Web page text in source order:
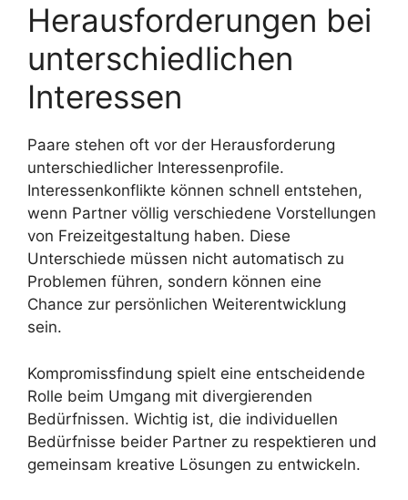
Herausforderungen bei
unterschiedlichen
Interessen
Paare stehen oft vor der Herausforderung
unterschiedlicher Interessenprofile.
Interessenkonflikte können schnell entstehen,
wenn Partner völlig verschiedene Vorstellungen
von Freizeitgestaltung haben. Diese
Unterschiede müssen nicht automatisch zu
Problemen führen, sondern können eine
Chance zur persönlichen Weiterentwicklung
sein.
Kompromissfindung spielt eine entscheidende
Rolle beim Umgang mit divergierenden
Bedürfnissen. Wichtig ist, die individuellen
Bedürfnisse beider Partner zu respektieren und
gemeinsam kreative Lösungen zu entwickeln.